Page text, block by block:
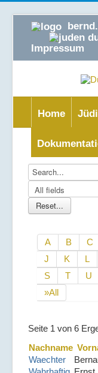
Impressum
Home
A B C
J
K L
S
T U
»All
Seite 1 von 6
Nachname
Waechter